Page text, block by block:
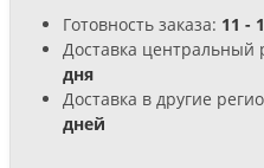
Готовность заказа: 11 -
Доставка центральный
дня
Доставка в другие
дней